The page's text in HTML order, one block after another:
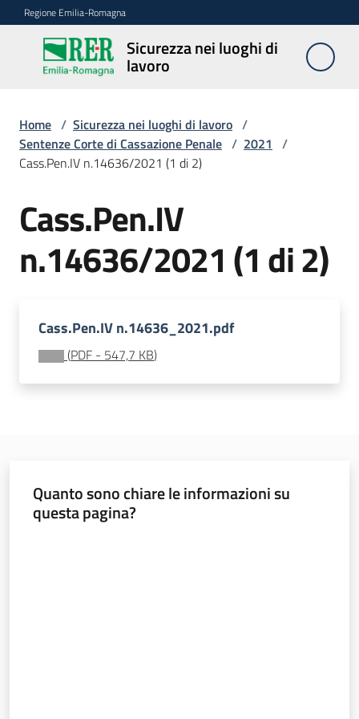
Vai al contenuto
Vai alla navigazione
Vai al footer
Regione Emilia-Romagna
Sicurezza nei luoghi di
lavoro
Sicurezza
nei
lavoro
Sicurezza
costruzioni
Coordinamento
prevenzione
vigilanza
sicurezza
Home / Sicurezza nei luoghi di lavoro /
Sentenze Corte di Cassazione Penale / 2021 /
Cass.Pen.IV n.14636/2021 (1 di 2)
Cass.Pen.IV
n.14636/2021 (1 di 2)
Cass.Pen.IV n.14636_2021.pdf
(PDF - 547,7 KB)
Quanto sono chiare le informazioni su
questa pagina?